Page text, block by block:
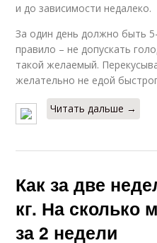
и до зависимости недалеко.
За один день должно быть
правило – не допускать
такой желаемый.
желательно не едой
Читать дальше →
Как за две
кг. На сколько
за 2 недели